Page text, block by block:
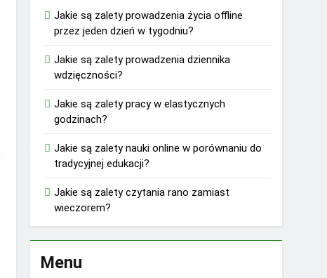
Jakie są zalety prowadzenia życia offline
przez jeden dzień w tygodniu?
Jakie są zalety prowadzenia dziennika
wdzięczności?
Jakie są zalety pracy w elastycznych
godzinach?
Jakie są zalety nauki online w porównaniu do
tradycyjnej edukacji?
Jakie są zalety czytania rano zamiast
wieczorem?
Menu